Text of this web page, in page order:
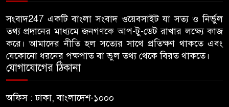
হামলার উদ্যেশ্যে শিবিরের মেসের
তথ্য সংগ্রহ, ছাত্রদল সভাপতিকে
সাবেক শিবির সভাপতির কড়া বার্তা
৬
ভিপির তদবির
৭
সংবাদ247 একটি বাংলা সংবাদ ওয়েবসাইট যা সত্য ও নির্ভুল
তথ্য প্রদানের মাধ্যমে জনগণকে আপ-টু-ডেট রাখার লক্ষ্যে কাজ
করে। আমাদের নীতি হল সত্যের সাথে প্রতিক্ষণ থাকতে এবং
যেকোনো ধরনের পক্ষপাত বা ভুল তথ্য থেকে বিরত থাকতে।
যোগাযোগের ঠিকানা
অফিস : ঢাকা, বাংলাদেশ-১০০০